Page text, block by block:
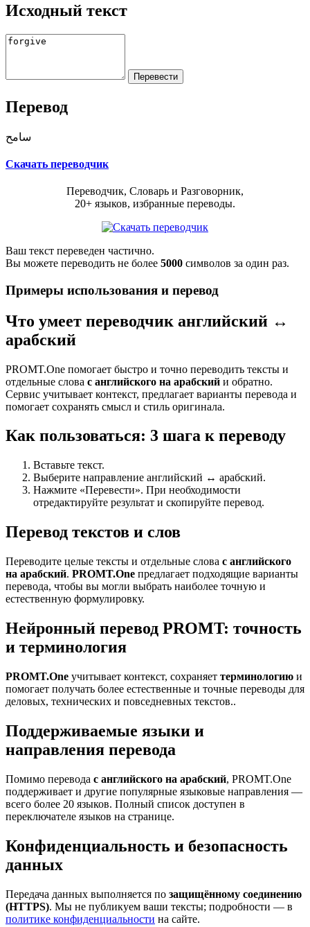
Исходный текст
Перевод
سامح
Скачать переводчик
Переводчик, Словарь и Разговорник,
20+ языков, избранные переводы.
Ваш текст переведен частично.
Вы можете переводить не более 5000 символов за один раз.
Примеры использования и перевод
Что умеет переводчик английский ↔
арабский
PROMT.One помогает быстро и точно переводить тексты и
отдельные слова с английского на арабский и обратно.
Сервис учитывает контекст, предлагает варианты перевода и
помогает сохранять смысл и стиль оригинала.
Как пользоваться: 3 шага к переводу
Вставьте текст.
Выберите направление английский ↔ арабский.
Нажмите «Перевести». При необходимости
отредактируйте результат и скопируйте перевод.
Перевод текстов и слов
Переводите целые тексты и отдельные слова с английского
на арабский. PROMT.One предлагает подходящие варианты
перевода, чтобы вы могли выбрать наиболее точную и
естественную формулировку.
Нейронный перевод PROMT: точность
и терминология
PROMT.One учитывает контекст, сохраняет терминологию и
помогает получать более естественные и точные переводы для
деловых, технических и повседневных текстов..
Поддерживаемые языки и
направления перевода
Помимо перевода с английского на арабский, PROMT.One
поддерживает и другие популярные языковые направления —
всего более 20 языков. Полный список доступен в
переключателе языков на странице.
Конфиденциальность и безопасность
данных
Передача данных выполняется по защищённому соединению
(HTTPS). Мы не публикуем ваши тексты; подробности — в
политике конфиденциальности на сайте.